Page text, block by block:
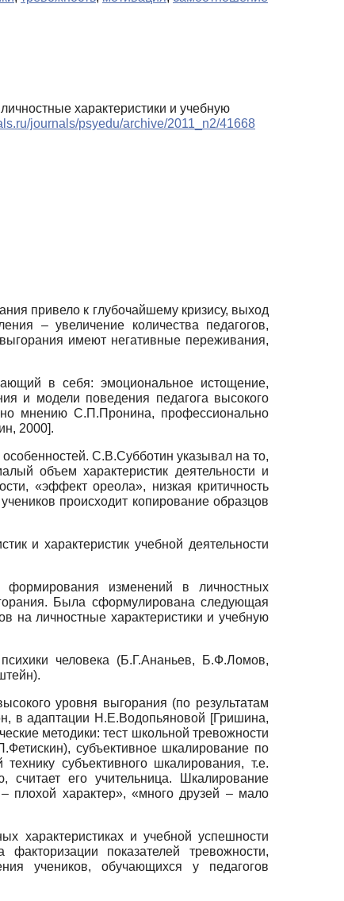
характеристики и учебную
journals/psyedu/archive/2011_n2/41668
привело к глубочайшему кризису, выход
– увеличение количества педагогов,
имеют негативные переживания,
в себя: эмоциональное истощение,
и модели поведения педагога высокого
мнению С.П.Пронина, профессионально
2000].
С.В.Субботин указывал на то,
объем характеристик деятельности и
«эффект ореола», низкая критичность
происходит копирование образцов
и характеристик учебной деятельности
формирования изменений в личностных
Была сформулирована следующая
на личностные характеристики и учебную
человека (Б.Г.Ананьев, Б.Ф.Ломов,
уровня выгорания (по результатам
в адаптации Н.Е.Водопьяновой [Гришина,
методики: тест школьной тревожности
субъективное шкалирование по
субъективного шкалирования, т.е.
его учительница. Шкалирование
плохой характер», «много друзей – мало
характеристиках и учебной успешности
показателей тревожности,
учеников, обучающихся у педагогов